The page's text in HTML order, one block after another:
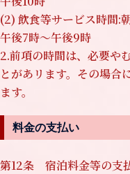
(2) 飲食等サービス時
午後7時〜午後9時
2.前項の時間は、必要や
とがあリます。その場合
ます。
料金の支払い
第12条 宿泊料金等の支